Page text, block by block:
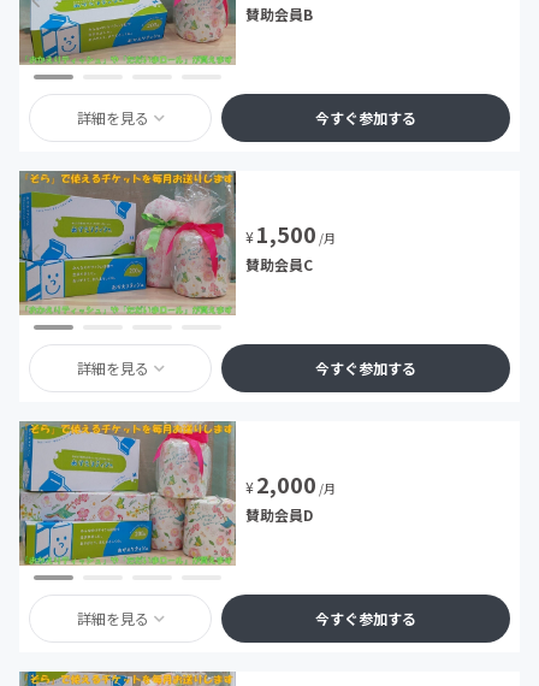
賛助会員B
詳細を見る 今すぐ参加する
¥1,500 /月
賛助会員C
詳細を見る 今すぐ参加する
¥2,000 /月
賛助会員D
詳細を見る 今すぐ参加する